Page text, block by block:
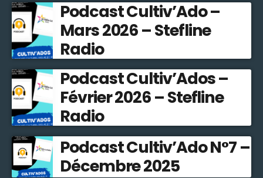
Podcast Cultiv’Ado –
Mars 2026 – Stefline
Radio
Podcast Cultiv’Ados –
Février 2026 – Stefline
Radio
Podcast Cultiv’Ado N°7 –
Décembre 2025